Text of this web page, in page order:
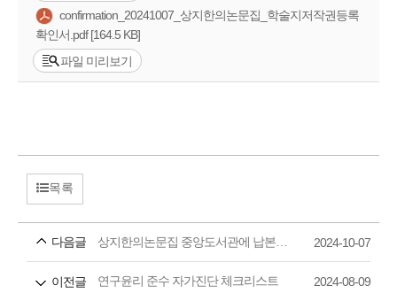
confirmation_20241007_상지한의논문집_학술지저작권등록
확인서.pdf [164.5 KB]
파일 미리보기
목록
다음글 상지한의논문집 중앙도서관에 납본한 증명서 2024-10-07
이전글 연구윤리 준수 자가진단 체크리스트 2024-08-09